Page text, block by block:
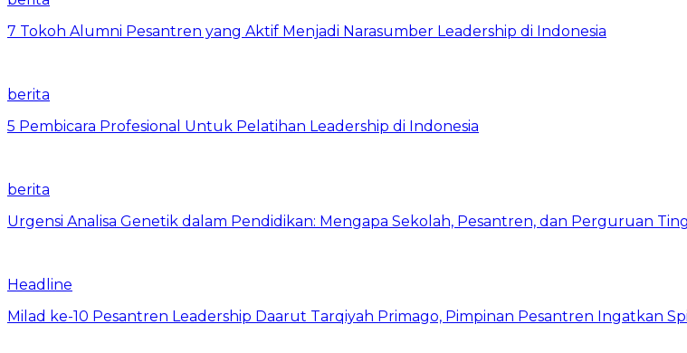
7 Tokoh Alumni Pesantren yang Aktif Menjadi Narasumber Leadership di Indonesia
berita
5 Pembicara Profesional Untuk Pelatihan Leadership di Indonesia
berita
Urgensi Analisa Genetik dalam Pendidikan: Mengapa Sekolah, Pesantren, dan Perguruan
Headline
Milad ke-10 Pesantren Leadership Daarut Tarqiyah Primago, Pimpinan Pesantren Ingatkan